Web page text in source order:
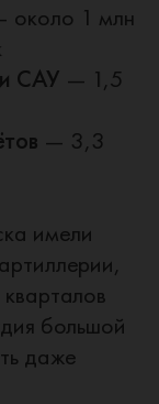
около 1 млн
САУ — 1,5
— 3,3
имели
большой
даже